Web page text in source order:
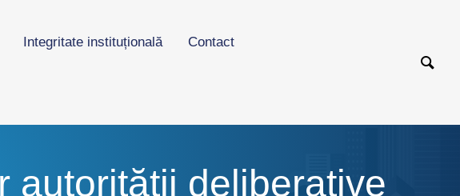
Integritate instituțională Contact
autorității deliberative